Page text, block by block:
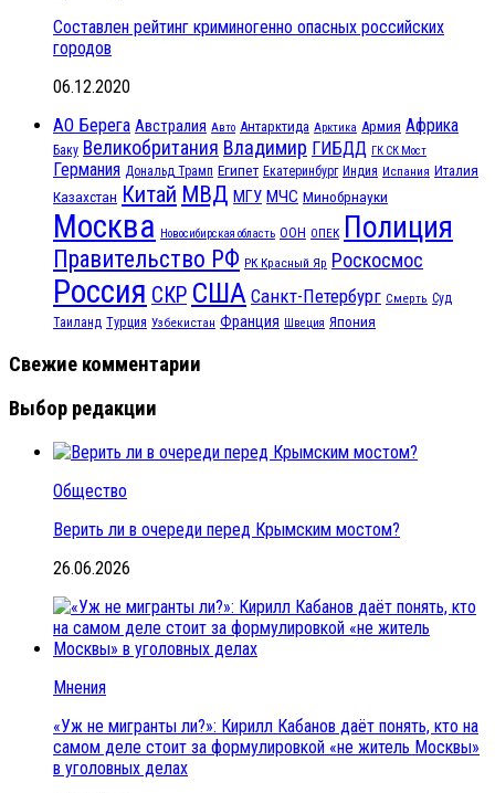
Составлен рейтинг криминогенно опасных российских
городов
06.12.2020
АО Берега Австралия Авто Антарктида Арктика Армия Африка
Баку Великобритания Владимир ГИБДД ГК СК Мост
Германия Дональд Трамп Египет Екатеринбург Индия Испания Италия
Казахстан Китай МВД МГУ МЧС Минобрнауки
Москва Новосибирская область ООН ОПЕК Полиция
Правительство РФ РК Красный Яр Роскосмос
Россия СКР США Санкт-Петербург Смерть Суд
Таиланд Турция Узбекистан Франция Швеция Япония
Свежие комментарии
Выбор редакции
Общество
Верить ли в очереди перед Крымским мостом?
26.06.2026
Мнения
«Уж не мигранты ли?»: Кирилл Кабанов даёт понять, кто на
самом деле стоит за формулировкой «не житель Москвы»
в уголовных делах